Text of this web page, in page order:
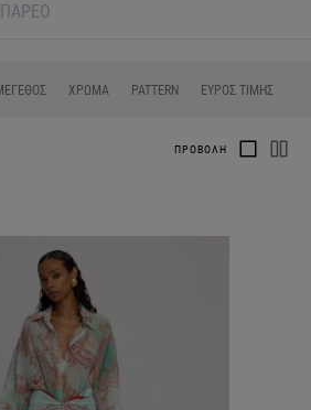
ΠΑΡΕΟ
ΧΡΩΜΑ PATTERN ΕΥΡΟΣ ΤΙΜΗΣ
ΠΡΟΒΟΛΗ